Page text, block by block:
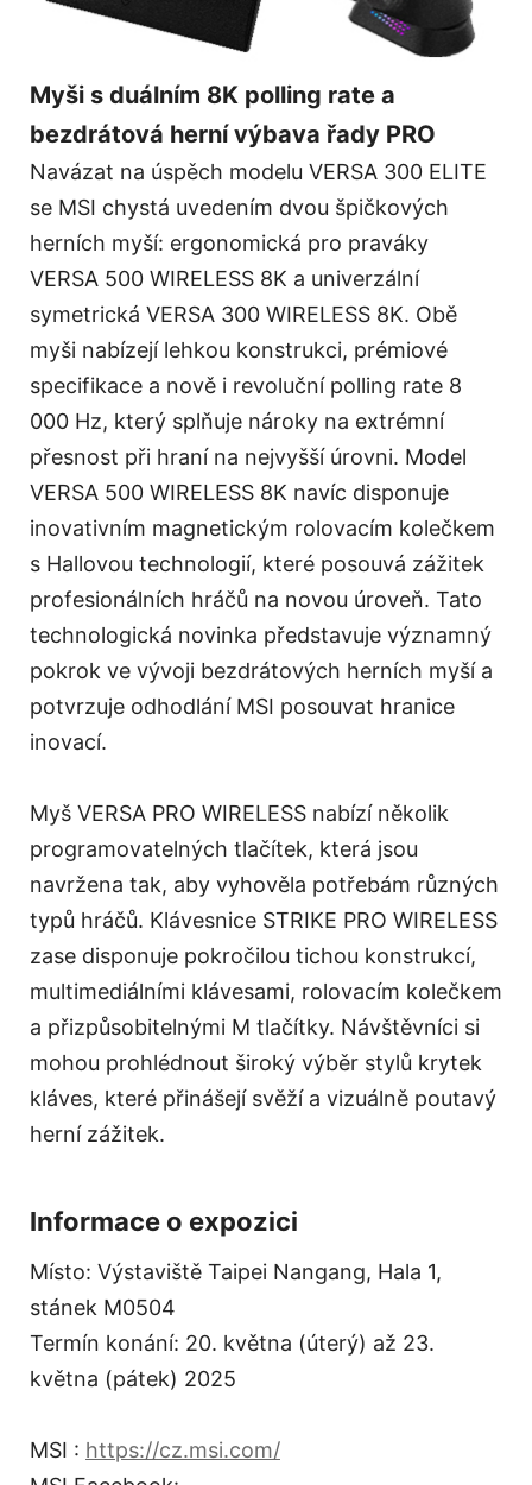
Myši s duálním 8K polling rate a
bezdrátová herní výbava řady PRO
Navázat na úspěch modelu VERSA 300 ELITE
se MSI chystá uvedením dvou špičkových
herních myší: ergonomická pro praváky
VERSA 500 WIRELESS 8K a univerzální
symetrická VERSA 300 WIRELESS 8K. Obě
myši nabízejí lehkou konstrukci, prémiové
specifikace a nově i revoluční polling rate 8
000 Hz, který splňuje nároky na extrémní
přesnost při hraní na nejvyšší úrovni. Model
VERSA 500 WIRELESS 8K navíc disponuje
inovativním magnetickým rolovacím kolečkem
s Hallovou technologií, které posouvá zážitek
profesionálních hráčů na novou úroveň. Tato
technologická novinka představuje významný
pokrok ve vývoji bezdrátových herních myší a
potvrzuje odhodlání MSI posouvat hranice
inovací.
Myš VERSA PRO WIRELESS nabízí několik
programovatelných tlačítek, která jsou
navržena tak, aby vyhověla potřebám různých
typů hráčů. Klávesnice STRIKE PRO WIRELESS
zase disponuje pokročilou tichou konstrukcí,
multimediálními klávesami, rolovacím kolečkem
a přizpůsobitelnými M tlačítky. Návštěvníci si
mohou prohlédnout široký výběr stylů krytek
kláves, které přinášejí svěží a vizuálně poutavý
herní zážitek.
Informace o expozici
Místo: Výstaviště Taipei Nangang, Hala 1,
stánek M0504
Termín konání: 20. května (úterý) až 23.
května (pátek) 2025
MSI : https://cz.msi.com/